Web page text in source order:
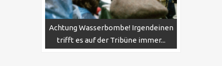
Achtung Wasserbombe! Irgendeinen
trifft es auf der Tribüne immer...